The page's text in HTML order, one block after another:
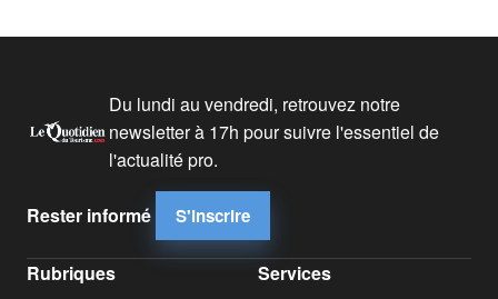
Du lundi au vendredi, retrouvez notre
newsletter à 17h pour suivre l'essentiel de
l'actualité pro.
Rester informé S'inscrire
Rubriques Services